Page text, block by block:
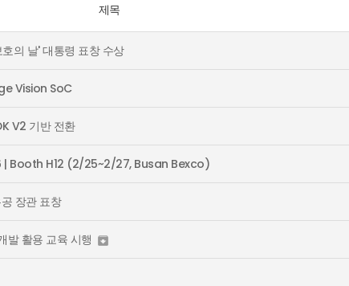
제목
의 날' 대통령 표창 수상
Vision SoC
V2 기반 전환
| Booth H12 (2/25~2/27, Busan Bexco)
장관 표창
발 활용 교육 시행 